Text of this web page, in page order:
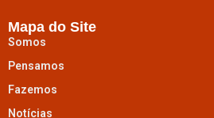
Mapa do Site
Somos
Pensamos
Fazemos
Notícias